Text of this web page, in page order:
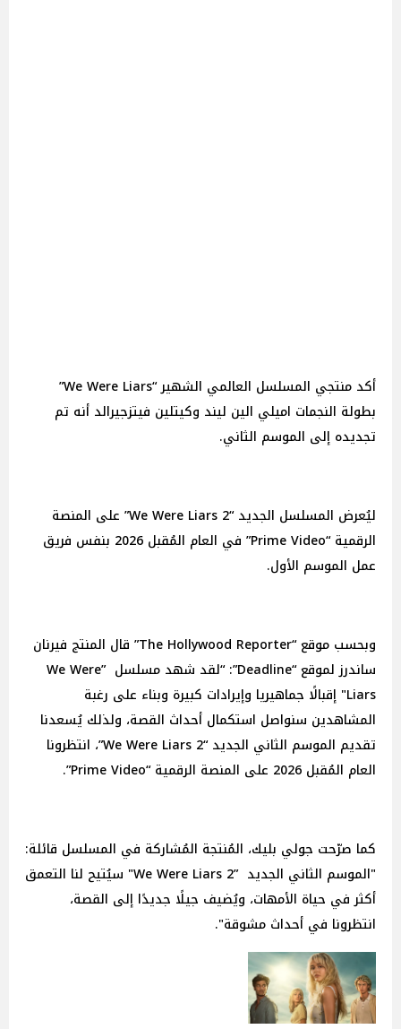
أكد منتجي المسلسل العالمي الشهير “We Were Liars”
بطولة النجمات اميلي الين ليند وكيتلين فيتزجيرالد أنه تم
تجديده إلى الموسم الثاني.
ليُعرض المسلسل الجديد “We Were Liars 2” على المنصة
الرقمية “Prime Video” في العام المُقبل 2026 بنفس فريق
عمل الموسم الأول.
وبحسب موقع “The Hollywood Reporter” قال المنتج فيرنان
ساندرز لموقع “Deadline”: “لقد شهد مسلسل ”We Were
Liars" إقبالًا جماهيريا وإيرادات كبيرة وبناء على رغبة
المشاهدين سنواصل استكمال أحداث القصة، ولذلك يُسعدنا
تقديم الموسم الثاني الجديد “We Were Liars 2”، انتظرونا
العام المُقبل 2026 على المنصة الرقمية “Prime Video”.
كما صرّحت جولي بليك، المُنتجة المُشاركة في المسلسل قائلة:
"الموسم الثاني الجديد ”We Were Liars 2" سيُتيح لنا التعمق
أكثر في حياة الأمهات، ويُضيف جيلًا جديدًا إلى القصة،
انتظرونا في أحداث مشوقة".